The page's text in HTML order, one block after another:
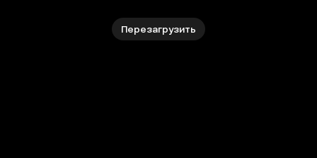
Перезагрузить